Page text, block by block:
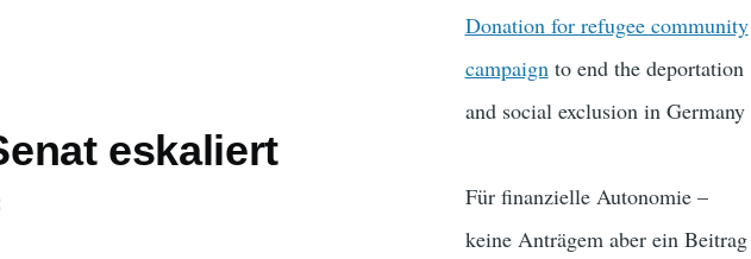
eskaliert
Donation for refugee community
campaignto end the deportation
and social exclusion in Germany
Für finanzielle Autonomie –
keine Anträgem aber ein Beitrag